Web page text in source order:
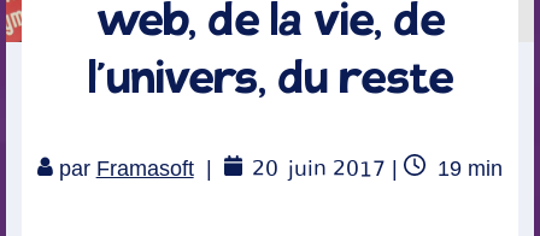
web, de la vie, de
l’univers, du reste
par Framasoft 20 juin 2017 |
Temps
19 min